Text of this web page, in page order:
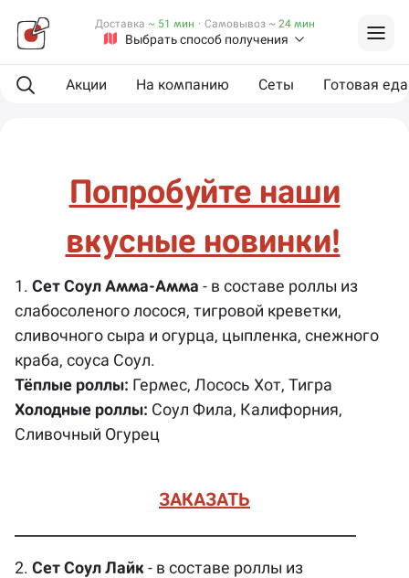
Выбрать способ получения
Доставка ~ 51 мин · Самовывоз ~ 24 мин
Акции На компанию Сеты Готовая еда
Попробуйте наши
вкусные новинки!
1. Сет Соул Амма-Амма - в составе роллы из
слабосоленого лосося, тигровой креветки,
сливочного сыра и огурца, цыпленка, снежного
краба, соуса Соул.
Тёплые роллы: Гермес, Лосось Хот, Тигра
Холодные роллы: Соул Фила, Калифорния,
Сливочный Огурец
ЗАКАЗАТЬ
2. Сет Соул Лайк - в составе роллы из